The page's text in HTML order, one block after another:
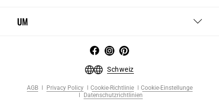
UM
Schweiz
AGB Privacy Policy Cookie-Richtlinie
Cookie-Einstellunge
Datenschutzrichtlinien